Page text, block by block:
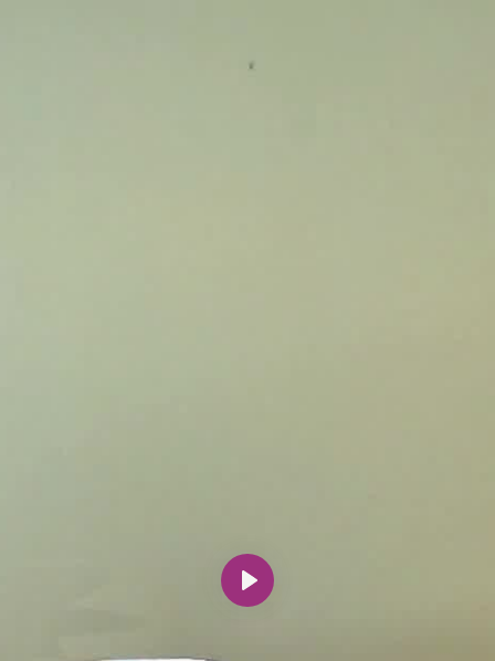
Spill